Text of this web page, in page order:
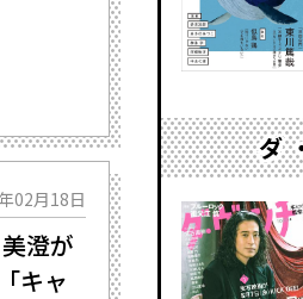
02月18日
澄が
キャ
ダ